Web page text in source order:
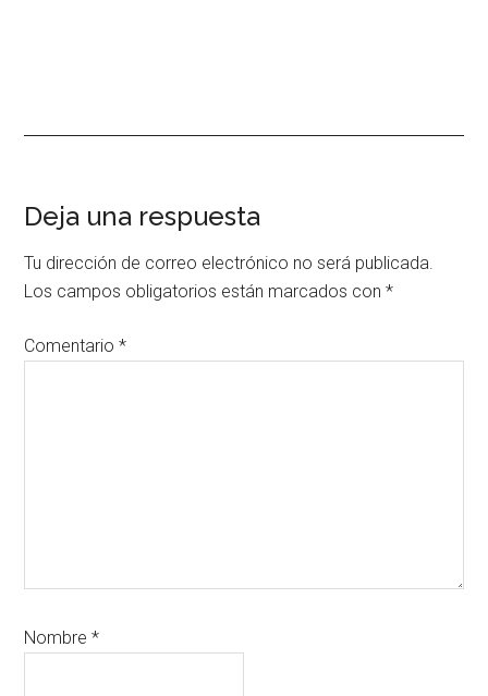
Interacciones
con
los
lectores
Deja una respuesta
Tu dirección de correo electrónico no será publicada.
Los campos obligatorios están marcados con*
Comentario*
Nombre*